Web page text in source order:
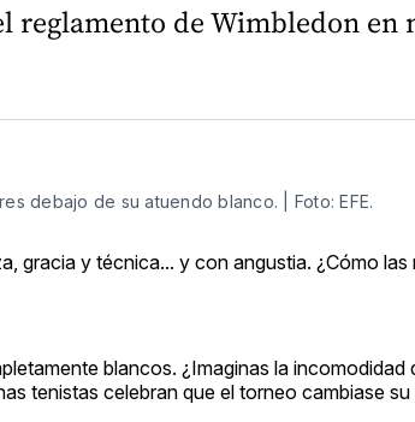
de Wimbledon en
debajo de su atuendo blanco. | Foto: EFE.
gracia y técnica... y con angustia. ¿Cómo las
blancos. ¿Imaginas la incomodidad
tenistas celebran que el torneo cambiase